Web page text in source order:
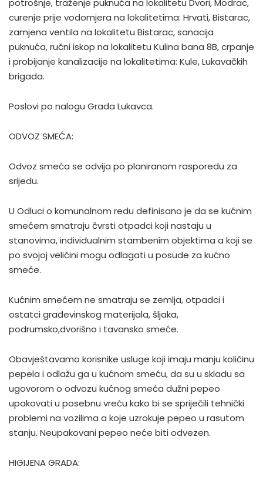
potrošnje, traženje puknuća na lokalitetu Dvori, Modrac,
curenje prije vodomjera na lokalitetima: Hrvati, Bistarac,
zamjena ventila na lokalitetu Bistarac, sanacija
puknuća, ručni iskop na lokalitetu Kulina bana 8B, crpanje
i probijanje kanalizacije na lokalitetima: Kule, Lukavačkih
brigada.
Poslovi po nalogu Grada Lukavca.
ODVOZ SMEĆA:
Odvoz smeća se odvija po planiranom rasporedu za
srijedu.
U Odluci o komunalnom redu definisano je da se kućnim
smećem smatraju čvrsti otpadci koji nastaju u
stanovima, individualnim stambenim objektima a koji se
po svojoj veličini mogu odlagati u posude za kućno
smeće.
Kućnim smećem ne smatraju se zemlja, otpadci i
ostatci građevinskog materijala, šljaka,
podrumsko,dvorišno i tavansko smeće.
Obavještavamo korisnike usluge koji imaju manju količinu
pepela i odlažu ga u kućnom smeću, da su u skladu sa
ugovorom o odvozu kućnog smeća dužni pepeo
upakovati u posebnu vreću kako bi se spriječili tehnički
problemi na vozilima a koje uzrokuje pepeo u rasutom
stanju. Neupakovani pepeo neće biti odvezen.
HIGIJENA GRADA: